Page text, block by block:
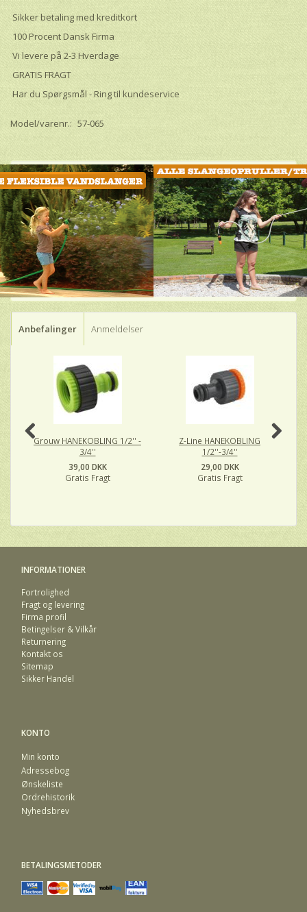
Sikker betaling med kreditkort
100 Procent Dansk Firma
Vi levere på 2-3 Hverdage
GRATIS FRAGT
Har du Spørgsmål - Ring til kundeservice
Model/varenr.: 57-065
Anbefalinger Anmeldelser
Grouw HANEKOBLING 1/2'' -
3/4''
39,00 DKK
Gratis Fragt
Z-Line HANEKOBLING
1/2''-3/4''
29,00 DKK
Gratis Fragt
INFORMATIONER
Fortrolighed
Fragt og levering
Firma profil
Betingelser & Vilkår
Returnering
Kontakt os
Sitemap
Sikker Handel
KONTO
Min konto
Adressebog
Ønskeliste
Ordrehistorik
Nyhedsbrev
BETALINGSMETODER